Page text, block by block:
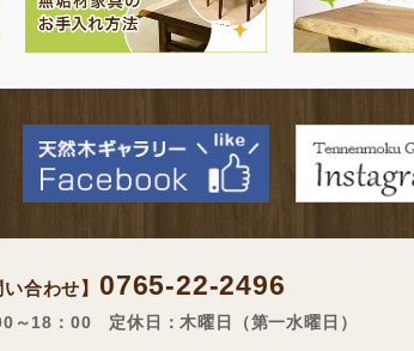
合わせ】 0765-22-2496
～18：00 定休日：木曜日（第一水曜日）